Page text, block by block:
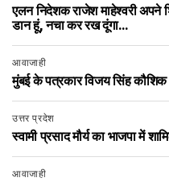
एलन निदेशक राजेश माहेश्वरी अपने
डान हूं, नचा कर रख दूंगा…
आवाजाही
मुंबई के पत्रकार विजय सिंह
उत्तर प्रदेश
स्वामी प्रसाद मौर्य का भाजपा में
आवाजाही